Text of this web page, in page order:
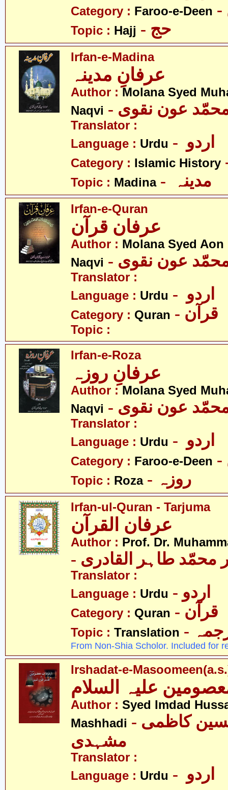
Category : Faroo-e-Deen
Topic : Hajj - حج
Irfan-e-Madina
عرفانِ مدینہ
Author :Molana Syed
Naqvi
محمّد عون نقوی
Translator :
Language : Urdu
Category : Islamic History
Topic : Madina
Irfan-e-Quran
عرفان قرآن
Author : Molana Syed Aon
Naqvi
محمّد عون نقوی
Translator :
Language : Urdu
Category : Quran - قرآن
Topic :
Irfan-e-Roza
عرفانِ روزہ
Author : Molana Syed
Naqvi
محمّد عون نقوی
Translator :
Language : Urdu
Category : Faroo-e-Deen
Topic : Roza - روزہ
Irfan-ul-Quran - Tarjuma
عرفان القرآن
Author : Prof. Dr.
محمّد طاہر القادری
Translator :
Language : Urdu - اردو
Category : Quran - قرآن
Topic : Translation
From Non-Shia Scholor. Included for
Irshadat-e-
Author : Syed Imdad
Mashhadi - سیّد امداد حسین کاظمی
مشہدی
Translator :
Language : Urdu